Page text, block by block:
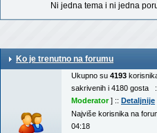
Ni jedna tema i ni jedna
Ko je trenutno na forumu
Ukupno su 4193
sakrivenih i 4180
Moderator] :: Detaljnije
Najviše korisnika na
04:18